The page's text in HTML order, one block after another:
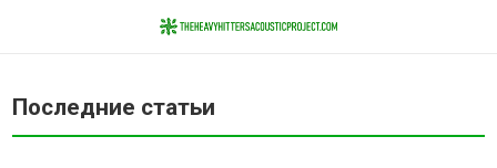
Последние статьи